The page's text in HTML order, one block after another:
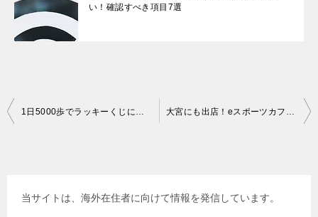
い！確認すべき項目7選
投
当サイトは、海外在住者に向けて情報を発信しています。